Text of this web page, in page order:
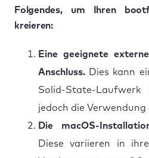
Folgendes, um Ihren
kreieren:
Eine geeignete
Anschluss. Dies kann
Solid-State-
jedoch die Verwendung
Die macOS-
Diese variieren in